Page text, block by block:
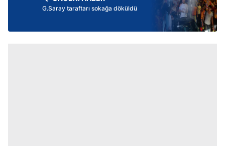
G.Saray taraftarı sokağa döküldü